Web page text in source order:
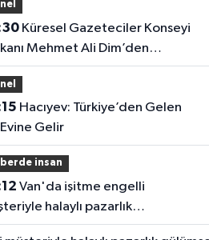
Küresel Gazeteciler Konseyi
Mehmet Ali Dim’den
Ziyaret
Gelir
insan
halaylı pazarlık